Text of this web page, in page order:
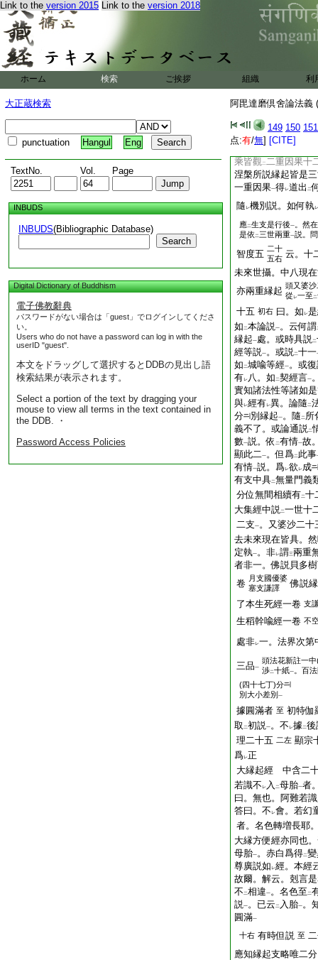
Link to the version 2015 Link to the version 2018
ホーム 検索 ご挨拶 組織 利
大正蔵検索
punctuation Hangul Eng
TextNo. Vol. Page
INBUDS
INBUDS(Bibliographic Database)
Search
Digital Dictionary of Buddhism
電子佛教辭典
パスワードがない場合は「guest」でログインしてくださ
い。
Users who do not have a password can log in with the
userID "guest".
本文をドラッグして選択するとDDBの見出し語
検索結果が表示されます。
Select a portion of the text by dragging your
mouse to view all terms in the text contained in
the DDB. ・
Password Access Policies
阿毘達磨倶舍論法義
149 150 151
点:有/無] [CITE]
生死有レ 因有
前後中際愚
。是故
現在五果二因
一。如 レ
識八 十三右
。
乘一 云。如 是十二
及離 斷常 。施
設
便致
二無窮一。寶師
識破一已云。此言兇
故。若謂 無用
乘皆觀二二重因果十
涅槃所説縁起皆是
一重因果一得レ道出 二
隨 レ機別説。如何執レ
應二生支是行後一 。然在
是依二 三世兩重一説。
智度五 二十
五右 云。十
未來世攝。中八現
亦兩重縁起 頭又婆
從 レ一至 二
十五 初右 曰。如 レ
如 二本論説一。云何謂
縁起一處。或時具説二
經等説一。或説二十一
如 二城喩等經一。或
有レ八。如 二契經言一
實知諸法性等諸如
與レ經有レ異。論隨 二
分
別縁起一。隨 二 所
義不了。或論通説二
數一説。依 二有情一故
顯此二一。但爲二 此事
有情一説。爲レ欲 レ成
有支中具二無量門義
分位無間相續有二十
大集經中説二一世十
二支一。又婆沙二十
去未來現在皆具。
定執一。非レ謂三兩重
者非一。佛説貝多
卷 月支國優婆
塞支謙譯
佛説
了本生死經一卷 支
生稻幹喩經一卷 不
處非レ一。法界次第
三品一
頭法花新註一
渉二十紙一 。百
(四十七丁)分
別大小差別一
據圓滿者 至 初特
取 二初説一。不 レ據二後
理二十五 二左 顯宗
爲レ正
大縁起經 中含二
若識不 レ 入 二母胎一者
曰。無也。阿難若
答曰。不 レ會。若幻
者。名色轉増長耶
大縁方便經亦同也
母胎一。赤白爲得二
尊廣説如 レ經。本經
故爾。解云。剋言
不 二相違一。名色至 二
説一。已云 二 入胎一。
圓滿一
十右 有時但説 至
應知縁起支略唯二